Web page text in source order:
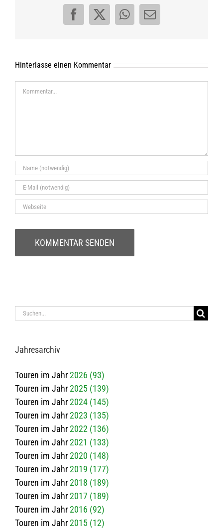
Facebook
X WhatsApp
E-
Hinterlasse einen Kommentar
Kommentar
Suche
Jah­res­ar­chiv
Touren im Jahr2026 (93)
Touren im Jahr2025 (139)
Touren im Jahr2024 (145)
Touren im Jahr2023 (135)
Touren im Jahr2022 (136)
Touren im Jahr2021 (133)
Touren im Jahr2020 (148)
Touren im Jahr2019 (177)
Touren im Jahr2018 (189)
Touren im Jahr2017 (189)
Touren im Jahr2016 (92)
Touren im Jahr2015 (12)